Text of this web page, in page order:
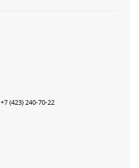
+7 (423) 240-70-22